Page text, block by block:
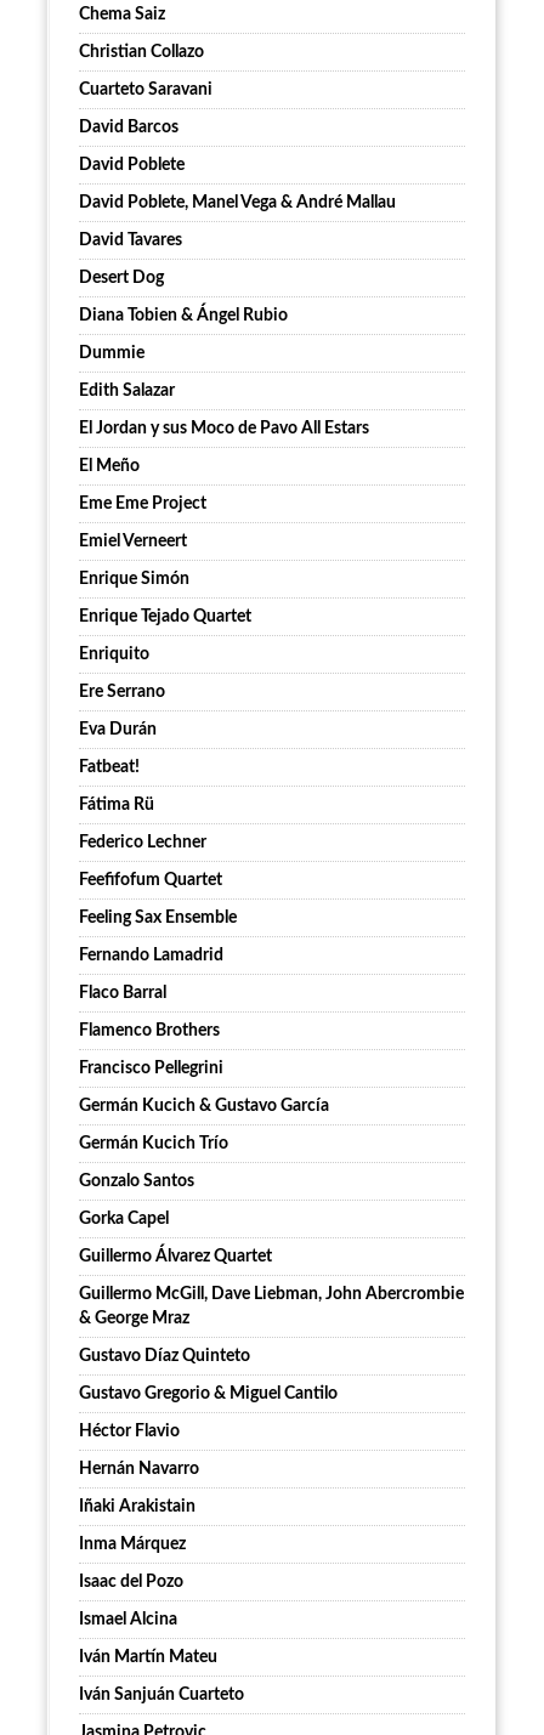
Chema Saiz
Christian Collazo
Cuarteto Saravani
David Barcos
David Poblete
David Poblete, Manel Vega & André Mallau
David Tavares
Desert Dog
Diana Tobien & Ángel Rubio
Dummie
Edith Salazar
El Jordan y sus Moco de Pavo All Estars
El Meño
Eme Eme Project
Emiel Verneert
Enrique Simón
Enrique Tejado Quartet
Enriquito
Ere Serrano
Eva Durán
Fatbeat!
Fátima Rü
Federico Lechner
Feefifofum Quartet
Feeling Sax Ensemble
Fernando Lamadrid
Flaco Barral
Flamenco Brothers
Francisco Pellegrini
Germán Kucich & Gustavo García
Germán Kucich Trío
Gonzalo Santos
Gorka Capel
Guillermo Álvarez Quartet
Guillermo McGill, Dave Liebman, John Abercrombie
& George Mraz
Gustavo Díaz Quinteto
Gustavo Gregorio & Miguel Cantilo
Héctor Flavio
Hernán Navarro
Iñaki Arakistain
Inma Márquez
Isaac del Pozo
Ismael Alcina
Iván Martín Mateu
Iván Sanjuán Cuarteto